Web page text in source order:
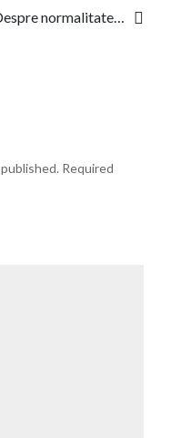
în
De
normalitate…
Required